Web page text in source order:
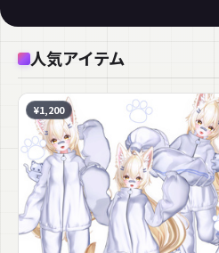
人気アイテム
¥1,200